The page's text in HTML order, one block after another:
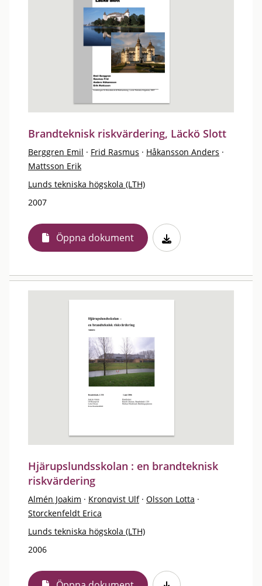
Brandteknisk riskvärdering, Läckö Slott
Berggren Emil · Frid Rasmus · Håkansson Anders ·
Mattsson Erik
Lunds tekniska högskola (LTH)
2007
Öppna dokument
Hjärupslundsskolan : en brandteknisk
riskvärdering
Almén Joakim · Kronqvist Ulf · Olsson Lotta ·
Storckenfeldt Erica
Lunds tekniska högskola (LTH)
2006